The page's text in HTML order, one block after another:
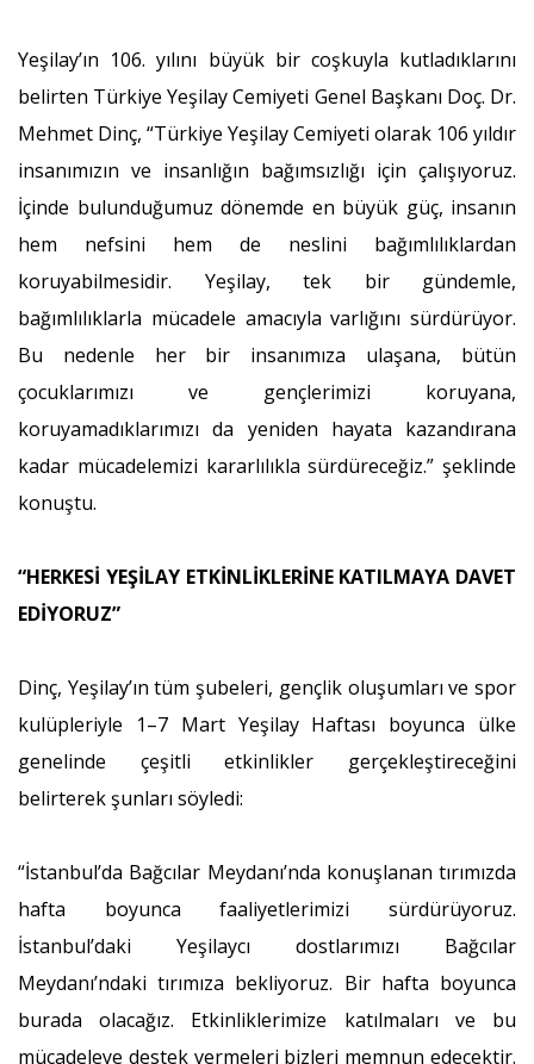
Yeşilay’ın 106. yılını büyük bir coşkuyla kutladıklarını
belirten Türkiye Yeşilay Cemiyeti Genel Başkanı Doç. Dr.
Mehmet Dinç, “Türkiye Yeşilay Cemiyeti olarak 106 yıldır
insanımızın ve insanlığın bağımsızlığı için çalışıyoruz.
İçinde bulunduğumuz dönemde en büyük güç, insanın
hem nefsini hem de neslini bağımlılıklardan
koruyabilmesidir. Yeşilay, tek bir gündemle,
bağımlılıklarla mücadele amacıyla varlığını sürdürüyor.
Bu nedenle her bir insanımıza ulaşana, bütün
çocuklarımızı ve gençlerimizi koruyana,
koruyamadıklarımızı da yeniden hayata kazandırana
kadar mücadelemizi kararlılıkla sürdüreceğiz.” şeklinde
konuştu.
“HERKESİ YEŞİLAY ETKİNLİKLERİNE KATILMAYA DAVET
EDİYORUZ”
Dinç, Yeşilay’ın tüm şubeleri, gençlik oluşumları ve spor
kulüpleriyle 1–7 Mart Yeşilay Haftası boyunca ülke
genelinde çeşitli etkinlikler gerçekleştireceğini
belirterek şunları söyledi:
“İstanbul’da Bağcılar Meydanı’nda konuşlanan tırımızda
hafta boyunca faaliyetlerimizi sürdürüyoruz.
İstanbul’daki Yeşilaycı dostlarımızı Bağcılar
Meydanı’ndaki tırımıza bekliyoruz. Bir hafta boyunca
burada olacağız. Etkinliklerimize katılmaları ve bu
mücadeleye destek vermeleri bizleri memnun edecektir.